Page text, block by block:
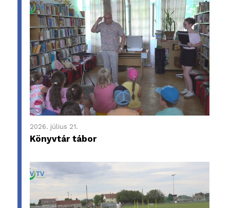
2026. július 21.
Könyvtár tábor